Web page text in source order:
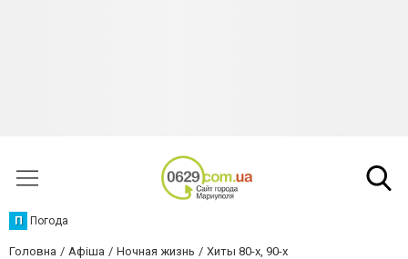
П Погода
Головна Афіша Ночная жизнь Хиты 80-х, 90-х